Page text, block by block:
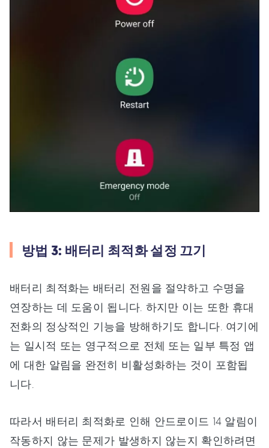
방법 3: 배터리 최적화 설정 끄기
배터리 최적화는 배터리 전원을 절약하고 수명을
연장하는 데 도움이 됩니다. 하지만 이는 또한 휴대
전화의 정상적인 기능을 방해하기도 합니다. 여기에
는 일시적 또는 영구적으로 전체 또는 일부 특정 앱
에 대한 알림을 완전히 비활성화하는 것이 포함됩
니다.
따라서 배터리 최적화로 인해 안드로이드 14 알림이
작동하지 않는 문제가 발생하지 않는지 확인하려면